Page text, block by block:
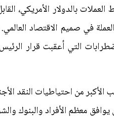
بالدولار الأمريكي،
في صميم الاقتصاد
التي أعقبت قرار
من احتياطيات النقد
معظم الأفراد والبنوك